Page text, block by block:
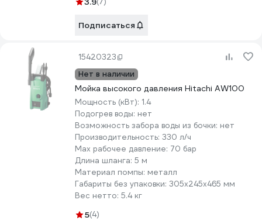
Подписаться
15420323
Нет в наличии
Мойка высокого давления Hitachi AW100
Мощность (кВт): 1.4
Подогрев воды: нет
Возможность забора воды из бочки: нет
Производительность: 330 л/ч
Мах рабочее давление: 70 бар
Длина шланга: 5 м
Материал помпы: металл
Габариты без упаковки: 305х245х465 мм
Вес нетто: 5.4 кг
5(4)